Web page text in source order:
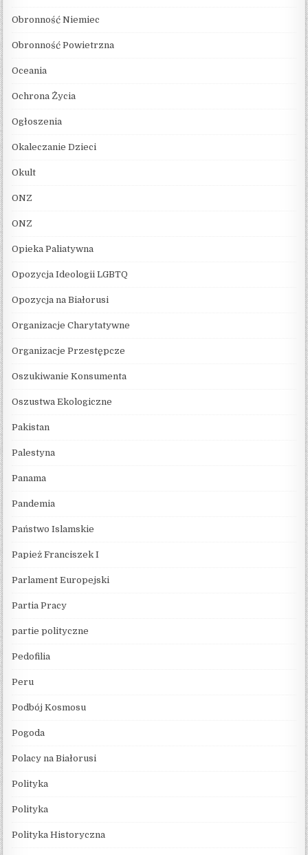
Obronność Niemiec
Obronność Powietrzna
Oceania
Ochrona Życia
Ogłoszenia
Okaleczanie Dzieci
Okult
ONZ
ONZ
Opieka Paliatywna
Opozycja Ideologii LGBTQ
Opozycja na Białorusi
Organizacje Charytatywne
Organizacje Przestępcze
Oszukiwanie Konsumenta
Oszustwa Ekologiczne
Pakistan
Palestyna
Panama
Pandemia
Państwo Islamskie
Papież Franciszek I
Parlament Europejski
Partia Pracy
partie polityczne
Pedofilia
Peru
Podbój Kosmosu
Pogoda
Polacy na Białorusi
Polityka
Polityka
Polityka Historyczna